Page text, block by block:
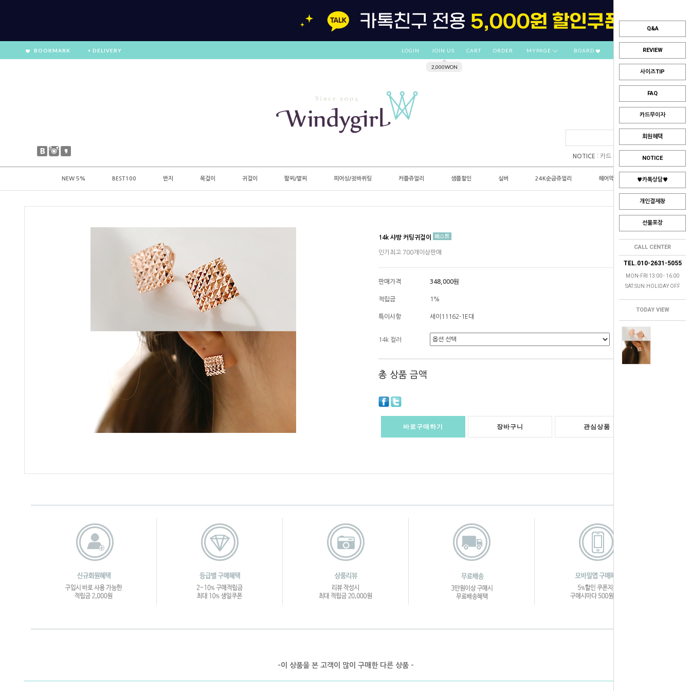
Q&A
REVIEW
사이즈TIP
FAQ
카드무이자
회원혜택
NOTICE
♥카톡상담♥
개인결제창
선물포장
CALL CENTER
TEL.010-2631-5055
MON-FRI 13:00 - 16:00
SAT.SUN.HOLIDAY OFF
TODAY VIEW
BOOKMARK + DELIVERY LOGIN JOIN US
2,000WON
CART ORDER MYPAGE BOARD
NOTICE : 카드 부분무이자 안내
NEW 5% BEST100 반지 목걸이 귀걸이 팔찌/발찌 피어싱/귓바퀴링 커플쥬얼리 샘플할인 실버 24K순금쥬얼리 헤어악세사리
14k 샤방 커팅귀걸이
인기최고 700개이상판매
판매가격 348,000원
적립금 1%
특이사항 세이11162-1E대
14k 컬러
총 상품 금액
바로구매하기 장바구니 관심상품
-이 상품을 본 고객이 많이 구매한 다른 상품 -